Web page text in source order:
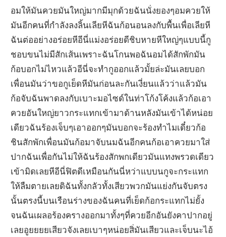
อมให้มันควยมันใหญ่มากมีมุกด้วยฉันนั่งยองๆอมควยให้
มันอีกคนที่กำลังลงลิ้นเลียหีฉันก้อนอนลงกับพื้นเพื่อเลียหี
ฉันต่ออย่างอร่อยหีอีนี่แม่งอร่อยดีชิบหายหีใหญ่ๆแบบนี้กู
ชอบขนไม่มีสักเส้นเพราะฉันโกนพอฉันอมได้สักพักมัน
ก้อบอกไม่ไหวแล้วอีนี่จะทำกูออกแล้วมั้ยล่ะมันเลยบอก
เพื่อนมันว่าขอกูเย็ดหีมันก่อนละกันเงี่ยนแล้วว่าแล้วมัน
ก้อจับฉันพาดลงกับเบาะมอไซด์ในท่าโก้งโค้งแล้วก้อเอา
ควยอันใหญ่ยาวกระแทกเข้ามาด้านหลังมันเข้าได้หน่อย
เดียวฉันร้องเจ็บๆเอาออกๆมันบอกจะร้องทำไมเดี๋ยวก้อ
ชินสักพักเพื่อนมันก้อมาจับนมฉันอีกคนก้อเอาควยมาใส่
ปากฉันเพื่อกันไม่ให้ฉันร้องสักพกเดียวมันแทงพรวดเดียว
เข้ามิดเลยหีอีนี่ฟิตดีเหมือนกันนี่หว่าแบบนกูจะกระแทก
ให้ลืมตายเลยดิฉันทั้งกลัวทั้งเสียวพวกมันแย่งกันจับตรง
นั้นตรงนี้บนเรือนร่างของฉันคนที่เย็ดก้อกระแทกไม่ยั้ง
จนฉันเผลอร้องครางออกมาทั้งๆที่ควยอีกอันยังคาปากอยู่
เลยอูยยยยเสียวจังเลยเบาๆหน่อยสิ่มันเสียวและเจ็บนะไอ้